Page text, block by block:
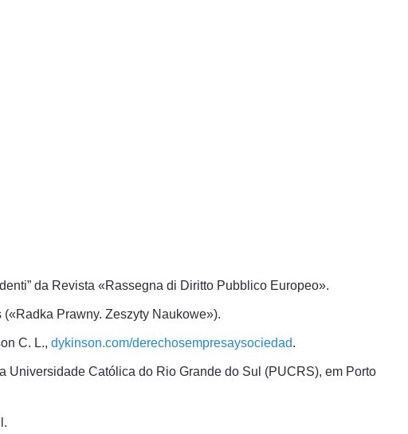
da Revista «Rassegna di Diritto Pubblico Europeo».
Prawny. Zeszyty Naukowe»).
C. L., dykinson.com/derechosempresaysociedad.
Católica do Rio Grande do Sul (PUCRS), em Porto